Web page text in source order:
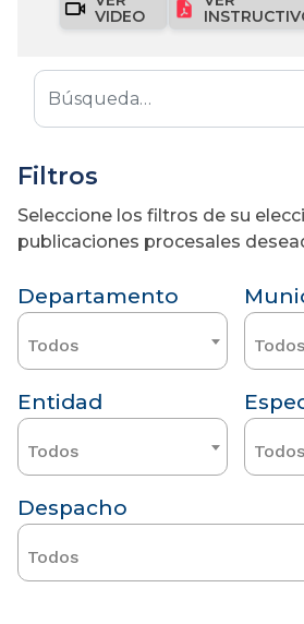
VIDEO
Filtros
Seleccione los filtros de su
publicaciones procesales
Departamento
Todos Todos
Entidad
Todos Todos
Despacho
Todos